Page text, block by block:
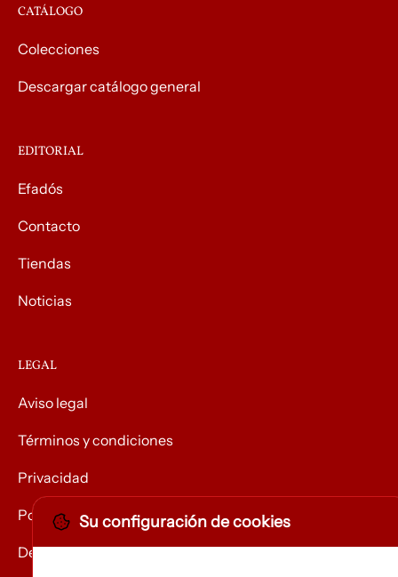
CATÁLOGO
Colecciones
Descargar catálogo general
EDITORIAL
Efadós
Contacto
Tiendas
Noticias
LEGAL
Aviso legal
Términos y condiciones
Privacidad
Política de Cookies
Devolución de mercancías
Su configuración de cookies